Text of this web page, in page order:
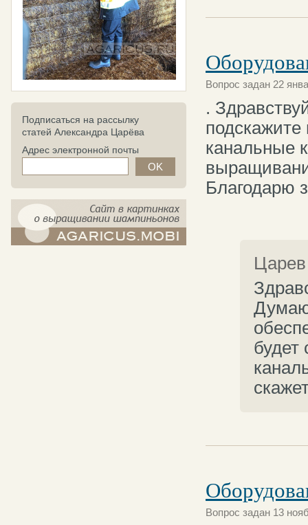
Подписаться на рассылку
статей Александра Царёва
Адрес электронной почты
Вопрос задан 22
.
канальные
Благодарю
будет
Вопрос задан 13